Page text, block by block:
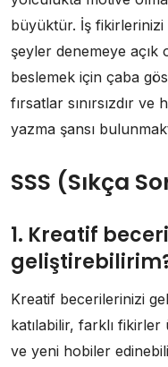
büyüktür. İş
şeyler denemeye açık
beslemek için çaba
fırsatlar sınırsızdır
yazma şansı
SSS (Sıkça
1. Kreatif
Kreatif becerilerinizi
katılabilir, farklı fikirler
ve yeni hobiler